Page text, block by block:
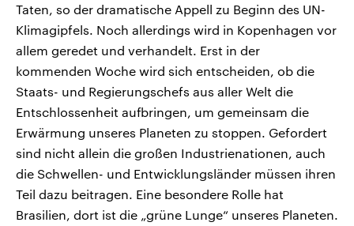
Taten, so der dramatische Appell zu Beginn des UN-
Klimagipfels. Noch allerdings wird in Kopenhagen vor
allem geredet und verhandelt. Erst in der
kommenden Woche wird sich entscheiden, ob die
Staats- und Regierungschefs aus aller Welt die
Entschlossenheit aufbringen, um gemeinsam die
Erwärmung unseres Planeten zu stoppen. Gefordert
sind nicht allein die großen Industrienationen, auch
die Schwellen- und Entwicklungsländer müssen ihren
Teil dazu beitragen. Eine besondere Rolle hat
Brasilien, dort ist die „grüne Lunge“ unseres Planeten.